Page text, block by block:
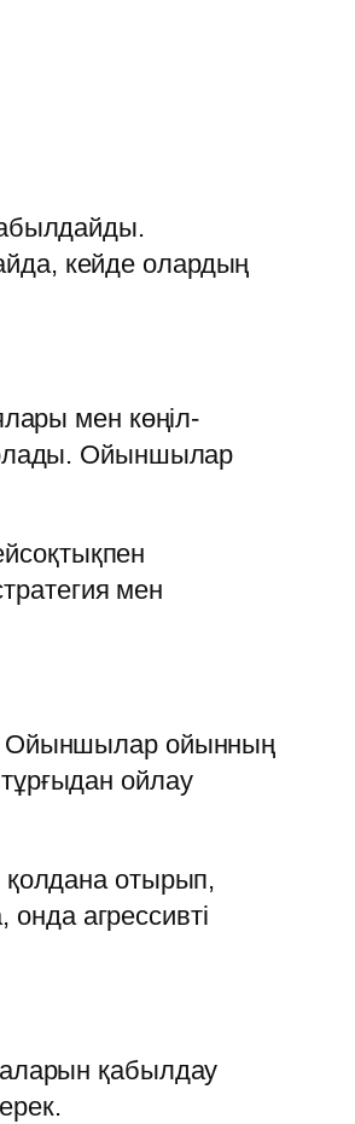
кейде олардың
мен көңіл-
Ойыншылар
мен
Ойыншылар ойынның
ойлау
қолдана отырып,
агрессивті
қабылдау